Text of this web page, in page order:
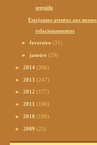
seguido
Estejamos atentos aos nossos
relacionamentos
►fevereiro(31)
► janeiro(29)
► 2014 (366)
► 2013 (247)
► 2012 (177)
► 2011 (196)
► 2010 (180)
► 2009 (25)